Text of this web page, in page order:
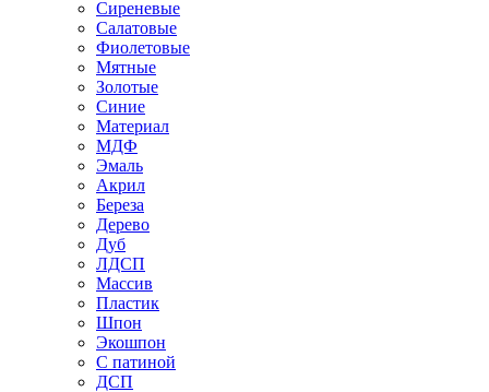
Сиреневые
Салатовые
Фиолетовые
Мятные
Золотые
Синие
Материал
МДФ
Эмаль
Акрил
Береза
Дерево
Дуб
ЛДСП
Массив
Пластик
Шпон
Экошпон
С патиной
ДСП